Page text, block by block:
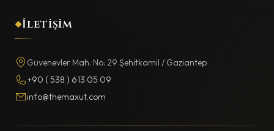
İletişim
Güvenevler Mah. No: 29 Şehitkamil / Gaziantep
+90 ( 538 ) 613 05 09
info@themaxut.com